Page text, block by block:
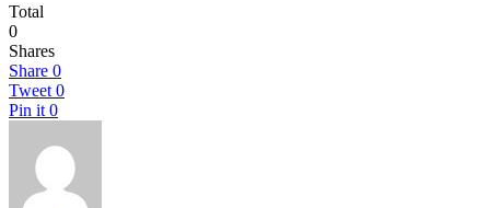
Total
0
Shares
Share 0
Tweet 0
Pin it 0